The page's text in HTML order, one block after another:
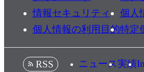
情報セキュリティ
個人
個人情報の利用目的特定
RSS ニュース実績